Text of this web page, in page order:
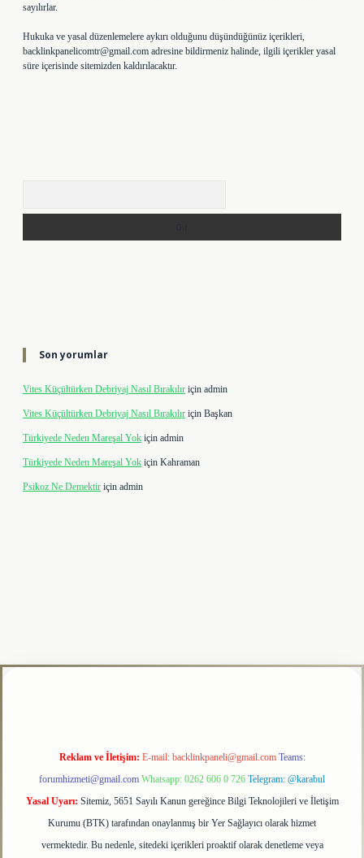
sayılırlar.
Hukuka ve yasal düzenlemelere aykırı olduğunu düşündüğünüz içerikleri,
backlinkpanelicomtr@gmail.com adresine bildirmeniz halinde, ilgili içerikler yasal
süre içerisinde sitemizden kaldırılacaktır.
Son yorumlar
Vites Küçültürken Debriyaj Nasıl Bırakılır için admin
Vites Küçültürken Debriyaj Nasıl Bırakılır için Başkan
Türkiyede Neden Mareşal Yok için admin
Türkiyede Neden Mareşal Yok için Kahraman
Psikoz Ne Demektir için admin
tulipbet
Reklam ve İletişim: E-mail: backlinkpaneli@gmail.com Teams:
forumhizmeti@gmail.com Whatsapp: 0262 606 0 726 Telegram: @karabul
Yasal Uyarı: Sitemiz, 5651 Sayılı Kanun gereğince Bilgi Teknolojileri ve İletişim
Kurumu (BTK) tarafından onaylanmış bir Yer Sağlayıcı olarak hizmet
vermektedir. Bu nedenle, sitedeki içerikleri proaktif olarak denetleme veya